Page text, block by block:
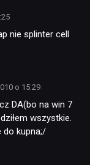
nie splinter cell
o 15:29
DA(bo na win 7
wszystkie.
do kupna;/